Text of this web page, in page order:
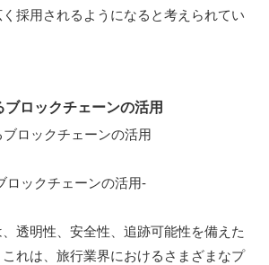
採用されるようになると考えられてい
ロックチェーンの活用
ロックチェーンの活用-
透明性、安全性、追跡可能性を備えた
れは、旅行業界におけるさまざまなプ